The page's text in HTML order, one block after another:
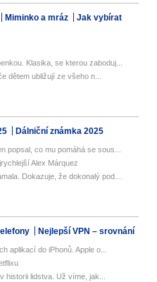
Miminko a mráz
Jak vybírat
Klasika, se kterou zaboduj...
dětem ubližují ze všeho n...
Dálniční známka 2025
popsal, co mu pomáhá se sous...
Alex Márquez
Dokazuje, že dokonalý pod...
Nejlepší VPN – srovnání
aplikací do iPhonů. Apple o...
historii lidstva. Už víme, jak...